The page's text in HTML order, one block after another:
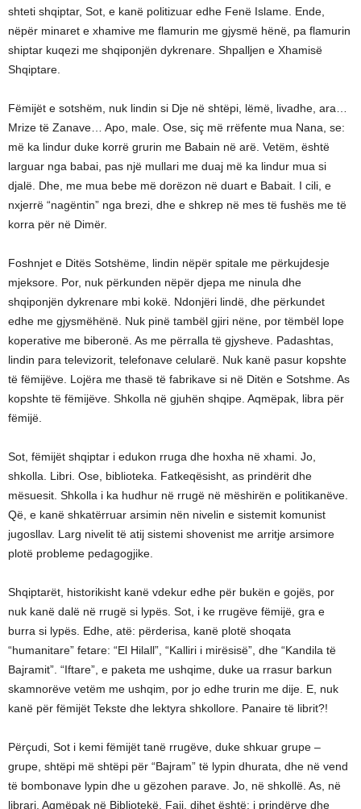
shteti shqiptar, Sot, e kanë politizuar edhe Fenë Islame. Ende,
nëpër minaret e xhamive me flamurin me gjysmë hënë, pa flamurin
shiptar kuqezi me shqiponjën dykrenare. Shpalljen e Xhamisë
Shqiptare.
Fëmijët e sotshëm, nuk lindin si Dje në shtëpi, lëmë, livadhe, ara…
Mrize të Zanave… Apo, male. Ose, siç më rrëfente mua Nana, se:
më ka lindur duke korrë grurin me Babain në arë. Vetëm, është
larguar nga babai, pas një mullari me duaj më ka lindur mua si
djalë. Dhe, me mua bebe më dorëzon në duart e Babait. I cili, e
nxjerrë “nagëntin” nga brezi, dhe e shkrep në mes të fushës me të
korra për në Dimër.
Foshnjet e Ditës Sotshëme, lindin nëpër spitale me përkujdesje
mjeksore. Por, nuk përkunden nëpër djepa me ninula dhe
shqiponjën dykrenare mbi kokë. Ndonjëri lindë, dhe përkundet
edhe me gjysmëhënë. Nuk pinë tambël gjiri nëne, por tëmbël lope
koperative me biberonë. As me përralla të gjysheve. Padashtas,
lindin para televizorit, telefonave celularë. Nuk kanë pasur kopshte
të fëmijëve. Lojëra me thasë të fabrikave si në Ditën e Sotshme. As
kopshte të fëmijëve. Shkolla në gjuhën shqipe. Aqmëpak, libra për
fëmijë.
Sot, fëmijët shqiptar i edukon rruga dhe hoxha në xhami. Jo,
shkolla. Libri. Ose, biblioteka. Fatkeqësisht, as prindërit dhe
mësuesit. Shkolla i ka hudhur në rrugë në mëshirën e politikanëve.
Që, e kanë shkatërruar arsimin nën nivelin e sistemit komunist
jugosllav. Larg nivelit të atij sistemi shovenist me arritje arsimore
plotë probleme pedagogjike.
Shqiptarët, historikisht kanë vdekur edhe për bukën e gojës, por
nuk kanë dalë në rrugë si lypës. Sot, i ke rrugëve fëmijë, gra e
burra si lypës. Edhe, atë: përderisa, kanë plotë shoqata
“humanitare” fetare: “El Hilall”, “Kalliri i mirësisë”, dhe “Kandila të
Bajramit”. “Iftare”, e paketa me ushqime, duke ua rrasur barkun
skamnorëve vetëm me ushqim, por jo edhe trurin me dije. E, nuk
kanë për fëmijët Tekste dhe lektyra shkollore. Panaire të librit?!
Përçudi, Sot i kemi fëmijët tanë rrugëve, duke shkuar grupe –
grupe, shtëpi më shtëpi për “Bajram” të lypin dhurata, dhe në vend
të bombonave lypin dhe u gëzohen parave. Jo, në shkollë. As, në
librari. Aqmëpak në Bibliotekë. Faji, dihet është: i prindërve dhe